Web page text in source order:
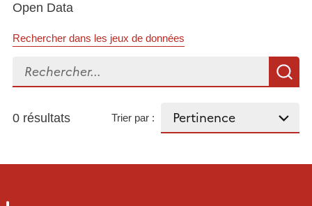
Open Data
Rechercher dans les jeux de données
Rechercher...
0 résultats Trier par :